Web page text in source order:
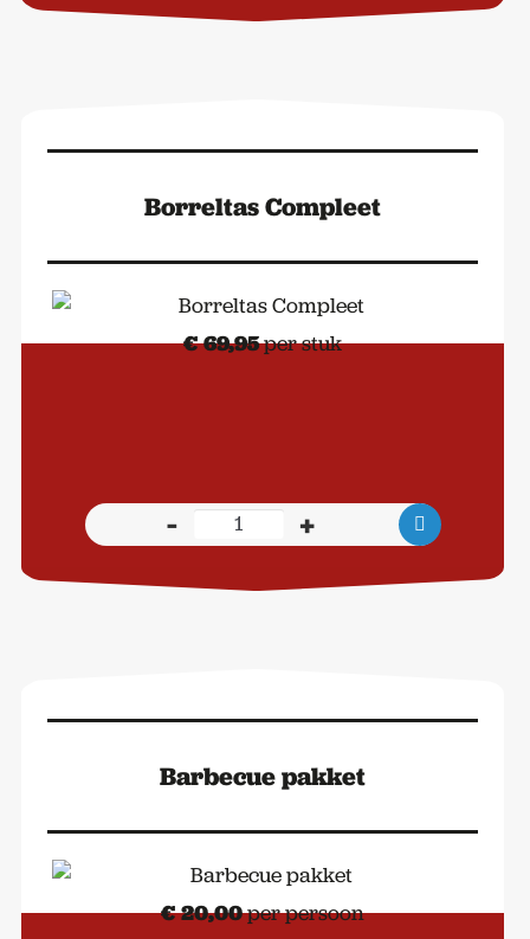
emmer
Borreltas Compleet
€ 69,95per stuk
-
Borreltas
Compleet
aantal
+
Barbecue pakket
€ 20,00per persoon